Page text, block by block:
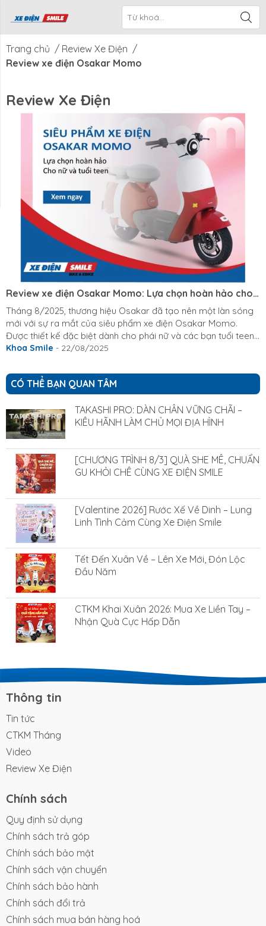
Xe Điện
Smile
CTKM Tháng Blog
Trang chủ / Review Xe Điện /
Review xe điện Osakar Momo
Review Xe Điện
Review xe điện Osakar Momo: Lựa chọn hoàn hảo cho
nữ và tuổi teen
Tháng 8/2025, thương hiệu Osakar đã tạo nên một làn sóng
mới với sự ra mắt của siêu phẩm xe điện Osakar Momo.
Được thiết kế đặc biệt dành cho phái nữ và các bạn tuổi teen,
chiếc xe này không chỉ là một phương tiện di chuyển mà còn
cùng Xe Điện Smile review Xe điện Osakar Momo chi tiết về
dòng xe đang được các bạn trẻ ráo riết săn đón ngay bây
Lựa chọn hoàn hảo...
Khoa Smile - 22/08/2025
CÓ THỂ BẠN QUAN TÂM
TAKASHI PRO: DÀN CHÂN VỮNG CHÃI –
KIÊU HÃNH LÀM CHỦ MỌI ĐỊA HÌNH
[CHƯƠNG TRÌNH 8/3] QUÀ SHE MÊ, CHUẨN
GU KHỎI CHÊ CÙNG XE ĐIỆN SMILE
[Valentine 2026] Rước Xế Về Dinh – Lung
Linh Tình Cảm Cùng Xe Điện Smile
Tết Đến Xuân Về – Lên Xe Mới, Đón Lộc
Đầu Năm
CTKM Khai Xuân 2026: Mua Xe Liền Tay –
Nhận Quà Cực Hấp Dẫn
Thông tin
Tin tức
CTKM Tháng
Video
Review Xe Điện
Chính sách
Quy định sử dụng
Chính sách trả góp
Chính sách bảo mật
Chính sách vận chuyển
Chính sách bảo hành
Chính sách đổi trả
Chính sách mua bán hàng hoá